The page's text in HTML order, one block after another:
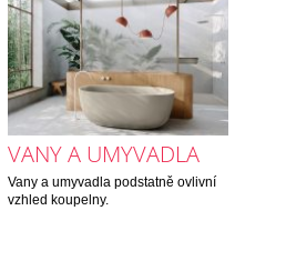
VANY A UMYVADLA
Vany a umyvadla podstatně ovlivní
vzhled koupelny.